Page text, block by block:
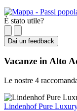
È stato utile?
Dai un feedback
Vacanze in Alto
Le nostre 4
Lindenhof Pure